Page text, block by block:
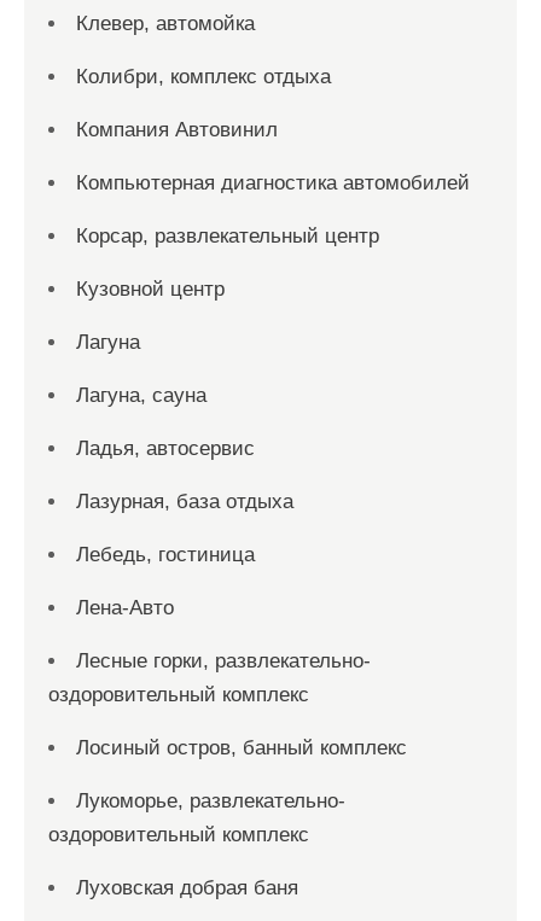
Клевер, автомойка
Колибри, комплекс отдыха
Компания Автовинил
Компьютерная диагностика автомобилей
Корсар, развлекательный центр
Кузовной центр
Лагуна
Лагуна, сауна
Ладья, автосервис
Лазурная, база отдыха
Лебедь, гостиница
Лена-Авто
Лесные горки, развлекательно-
оздоровительный комплекс
Лосиный остров, банный комплекс
Лукоморье, развлекательно-
оздоровительный комплекс
Луховская добрая баня